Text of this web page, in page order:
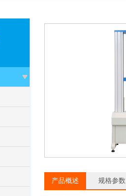
产品概述 规格参数